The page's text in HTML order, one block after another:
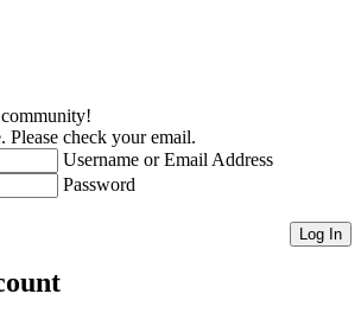
Please check your email.
Username or Email Address
Password